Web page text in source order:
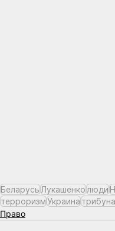
БеларусьЛукашенколюди
терроризмУкраина
Право